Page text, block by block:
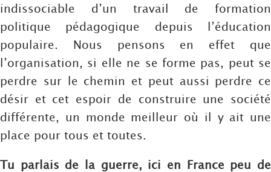
indissociable d’un travail de formation
politique pédagogique depuis l’éducation
populaire. Nous pensons en effet que
l’organisation, si elle ne se forme pas, peut se
perdre sur le chemin et peut aussi perdre ce
désir et cet espoir de construire une société
différente, un monde meilleur où il y ait une
place pour tous et toutes.
Tu parlais de la guerre, ici en France peu de